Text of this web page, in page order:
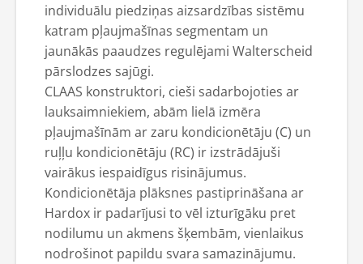
individuālu piedziņas aizsardzības sistēmu
katram pļaujmašīnas segmentam un
jaunākās paaudzes regulējami Walterscheid
pārslodzes sajūgi.
CLAAS konstruktori, cieši sadarbojoties ar
lauksaimniekiem, abām lielā izmēra
pļaujmašīnām ar zaru kondicionētāju (C) un
ruļļu kondicionētāju (RC) ir izstrādājuši
vairākus iespaidīgus risinājumus.
Kondicionētāja plāksnes pastiprināšana ar
Hardox ir padarījusi to vēl izturīgāku pret
nodilumu un akmens šķembām, vienlaikus
nodrošinot papildu svara samazinājumu.